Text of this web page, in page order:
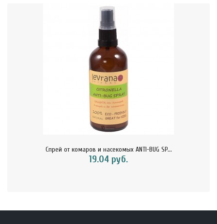
Спрей от комаров и насекомых ANTI-BUG SP...
19.04 руб.